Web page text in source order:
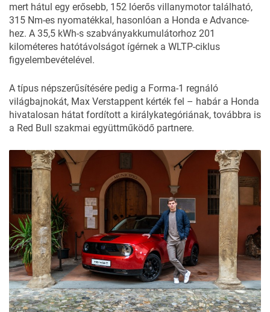
mert hátul egy erősebb, 152 lóerős villanymotor található,
315 Nm-es nyomatékkal, hasonlóan a Honda e Advance-
hez. A 35,5 kWh-s szabványakkumulátorhoz 201
kilométeres hatótávolságot ígérnek a WLTP-ciklus
figyelembevételével.
A típus népszerűsítésére pedig a Forma-1 regnáló
világbajnokát, Max Verstappent kérték fel – habár a Honda
hivatalosan hátat fordított a királykategóriának, továbbra is
a Red Bull szakmai együttműködő partnere.